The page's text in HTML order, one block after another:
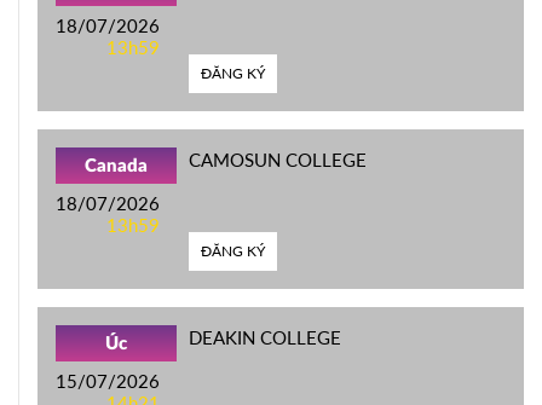
18/07/2026
13h59
ĐĂNG KÝ
Canada
18/07/2026
13h59
CAMOSUN COLLEGE
ĐĂNG KÝ
Úc
15/07/2026
DEAKIN COLLEGE